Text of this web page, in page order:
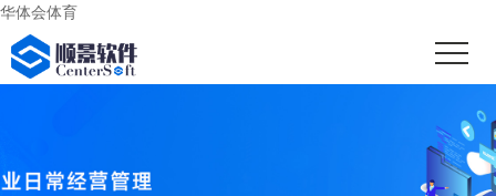
华体会体育